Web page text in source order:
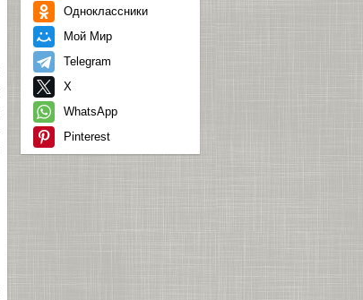
Одноклассники
Мой Мир
Telegram
X
WhatsApp
Pinterest